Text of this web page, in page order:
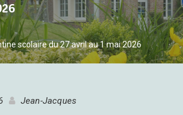
scolaire du 27 avril au 1 mai 2026
Jean-Jacques